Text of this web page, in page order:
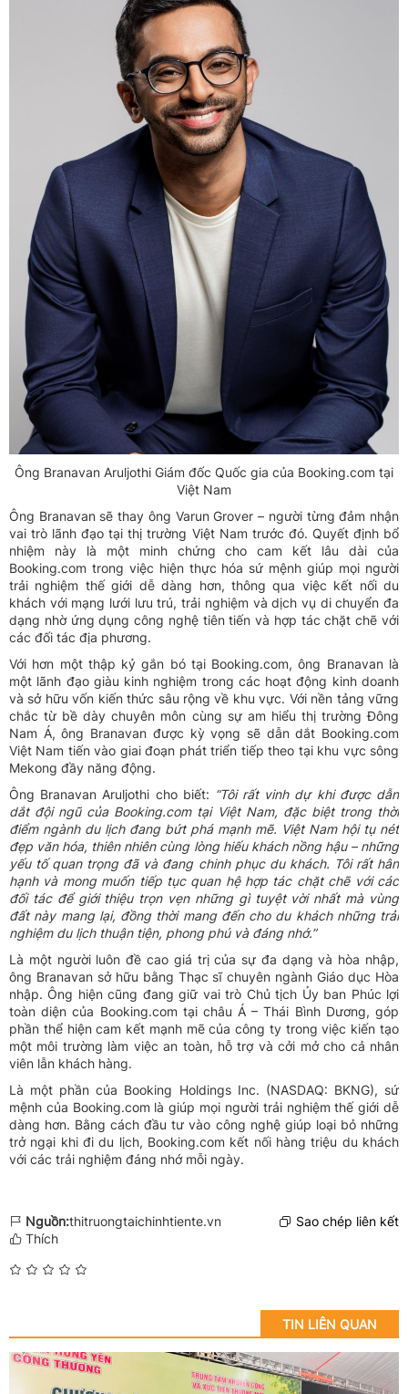
Ông Branavan Aruljothi Giám đốc Quốc gia của Booking.com tại
Việt Nam
Ông Branavan sẽ thay ông Varun Grover – người từng đảm nhận
vai trò lãnh đạo tại thị trường Việt Nam trước đó. Quyết định bổ
nhiệm này là một minh chứng cho cam kết lâu dài của
Booking.com trong việc hiện thực hóa sứ mệnh giúp mọi người
trải nghiệm thế giới dễ dàng hơn, thông qua việc kết nối du
khách với mạng lưới lưu trú, trải nghiệm và dịch vụ di chuyển đa
dạng nhờ ứng dụng công nghệ tiên tiến và hợp tác chặt chẽ với
các đối tác địa phương.
Với hơn một thập kỷ gắn bó tại Booking.com, ông Branavan là
một lãnh đạo giàu kinh nghiệm trong các hoạt động kinh doanh
và sở hữu vốn kiến thức sâu rộng về khu vực. Với nền tảng vững
chắc từ bề dày chuyên môn cùng sự am hiểu thị trường Đông
Nam Á, ông Branavan được kỳ vọng sẽ dẫn dắt Booking.com
Việt Nam tiến vào giai đoạn phát triển tiếp theo tại khu vực sông
Mekong đầy năng động.
Ông Branavan Aruljothi cho biết: “Tôi rất vinh dự khi được dẫn
dắt đội ngũ của Booking.com tại Việt Nam, đặc biệt trong thời
điểm ngành du lịch đang bứt phá mạnh mẽ. Việt Nam hội tụ nét
đẹp văn hóa, thiên nhiên cùng lòng hiếu khách nồng hậu – những
yếu tố quan trọng đã và đang chinh phục du khách. Tôi rất hân
hạnh và mong muốn tiếp tục quan hệ hợp tác chặt chẽ với các
đối tác để giới thiệu trọn vẹn những gì tuyệt vời nhất mà vùng
đất này mang lại, đồng thời mang đến cho du khách những trải
nghiệm du lịch thuận tiện, phong phú và đáng nhớ.”
Là một người luôn đề cao giá trị của sự đa dạng và hòa nhập,
ông Branavan sở hữu bằng Thạc sĩ chuyên ngành Giáo dục Hòa
nhập. Ông hiện cũng đang giữ vai trò Chủ tịch Ủy ban Phúc lợi
toàn diện của Booking.com tại châu Á – Thái Bình Dương, góp
phần thể hiện cam kết mạnh mẽ của công ty trong việc kiến tạo
một môi trường làm việc an toàn, hỗ trợ và cởi mở cho cả nhân
viên lẫn khách hàng.
Là một phần của Booking Holdings Inc. (NASDAQ: BKNG), sứ
mệnh của Booking.com là giúp mọi người trải nghiệm thế giới dễ
dàng hơn. Bằng cách đầu tư vào công nghệ giúp loại bỏ những
trở ngại khi đi du lịch, Booking.com kết nối hàng triệu du khách
với các trải nghiệm đáng nhớ mỗi ngày.
Nguồn:thitruongtaichinhtiente.vn
Sao chép liên kết
Thích
TIN LIÊN QUAN